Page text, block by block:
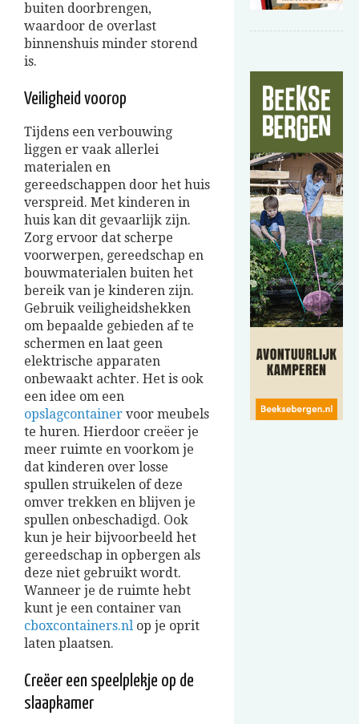
buiten doorbrengen,
waardoor de overlast
binnenshuis minder storend
is.
Veiligheid voorop
Tijdens een verbouwing
liggen er vaak allerlei
materialen en
gereedschappen door het huis
verspreid. Met kinderen in
huis kan dit gevaarlijk zijn.
Zorg ervoor dat scherpe
voorwerpen, gereedschap en
bouwmaterialen buiten het
bereik van je kinderen zijn.
Gebruik veiligheidshekken
om bepaalde gebieden af te
schermen en laat geen
elektrische apparaten
onbewaakt achter. Het is ook
een idee om een
opslagcontainer voor meubels
te huren. Hierdoor creëer je
meer ruimte en voorkom je
dat kinderen over losse
spullen struikelen of deze
omver trekken en blijven je
spullen onbeschadigd. Ook
kun je heir bijvoorbeeld het
gereedschap in opbergen als
deze niet gebruikt wordt.
Wanneer je de ruimte hebt
kunt je een container van
cboxcontainers.nl op je oprit
laten plaatsen.
Creëer een speelplekje op de
slaapkamer